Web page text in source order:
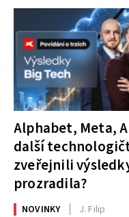
Alphabet, Meta,
další
zveřejnili
prozradila?
NOVINKY J. Filip